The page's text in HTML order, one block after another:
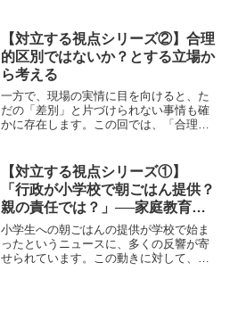
にもつながる小学生の中には、体毛が濃
いことでからかわれ...
【対立する視点シリーズ②】合理
的区別ではないか？とする立場か
ら考える
一方で、現場の実情に目を向けると、た
だの「差別」と片づけられない事情も確
かに存在します。この回では、「合理的
保育士への不安現実に、過去には男性保
育士による性犯罪事件が...
【対立する視点シリーズ①】
「行政が小学校で朝ごはん提供？
親の責任では？」──家庭教育の
自助努力を問う
小学生への朝ごはんの提供が学校で始ま
ったというニュースに、多くの反響が寄
せられています。この動きに対して、あ